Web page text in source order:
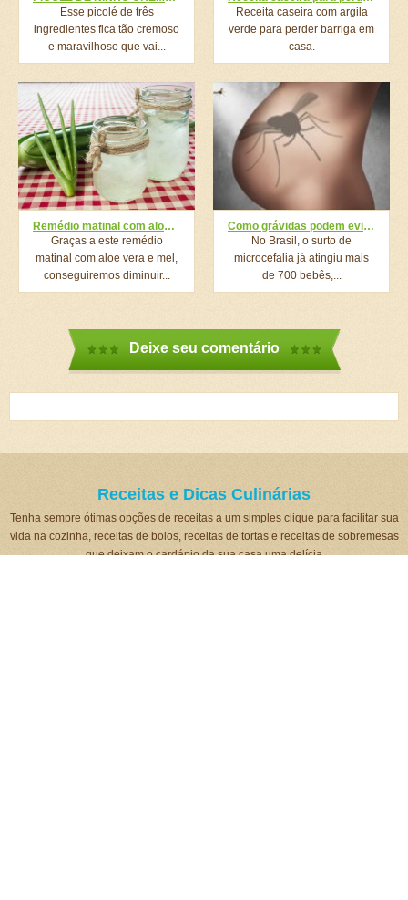
Esse picolé de três
ingredientes fica tão cremoso
e maravilhoso que vai...
Receita caseira com argila
verde para perder barriga em
casa.
Remédio matinal com aloe vera e mel para tratar varizes
Graças a este remédio
matinal com aloe vera e mel,
conseguiremos diminuir...
Como grávidas podem evitar zika vírus e proteger o bebê da microcefalia; veja
No Brasil, o surto de
microcefalia já atingiu mais
de 700 bebês,...
Deixe seu comentário
Receitas e Dicas Culinárias
Tenha sempre ótimas opções de receitas a um simples clique para facilitar sua
vida na cozinha, receitas de bolos, receitas de tortas e receitas de sobremesas
que deixam o cardápio da sua casa uma delícia